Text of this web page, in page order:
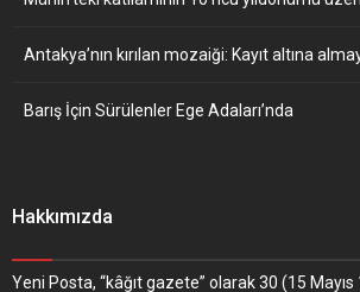
Antakya’nın kırılan mozaiği: Kayıt altına
Barış İçin Sürülenler Ege Adaları’nda
Hakkımızda
Yeni Posta, “kâğıt gazete” olarak 30 (15 Mayıs